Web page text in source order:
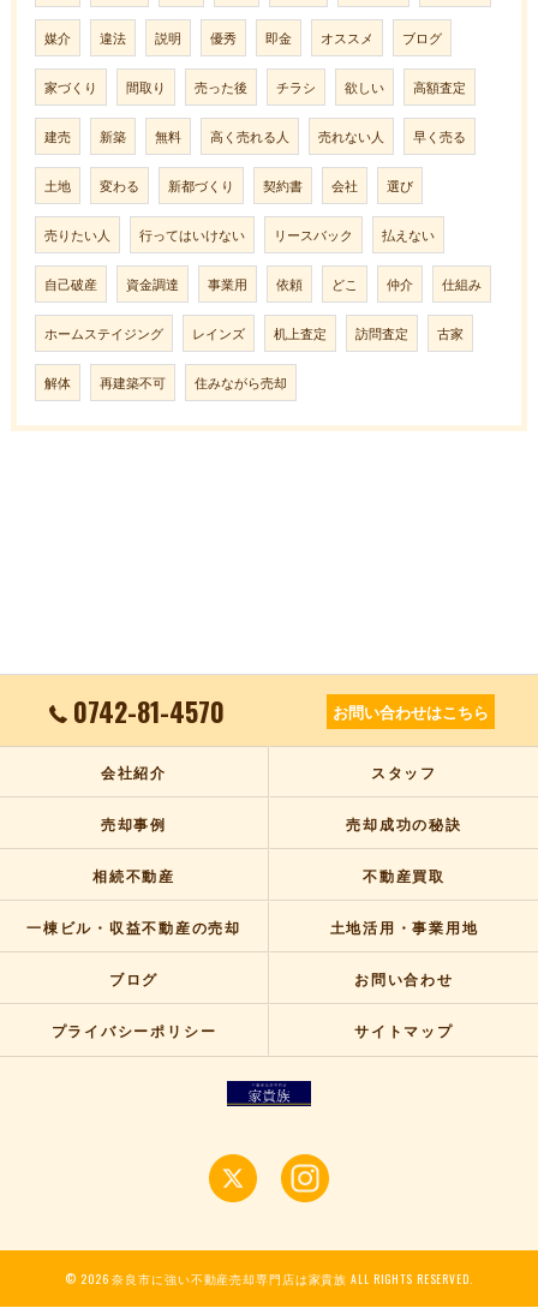
媒介 違法 説明 優秀 即金 オススメ ブログ
家づくり 間取り 売った後 チラシ 欲しい 高額査定
建売 新築 無料 高く売れる人 売れない人 早く売る
土地 変わる 新都づくり 契約書 会社 選び
売りたい人 行ってはいけない リースバック 払えない
自己破産 資金調達 事業用 依頼 どこ 仲介 仕組み
ホームステイジング レインズ 机上査定 訪問査定 古家
解体 再建築不可 住みながら売却
0742-81-4570 お問い合わせはこちら
会社紹介 スタッフ
売却事例 売却成功の秘訣
相続不動産 不動産買取
一棟ビル・収益不動産の売却 土地活用・事業用地
ブログ お問い合わせ
プライバシーポリシー サイトマップ
© 2026 奈良市に強い不動産売却専門店は家貴族 ALL RIGHTS RESERVED.